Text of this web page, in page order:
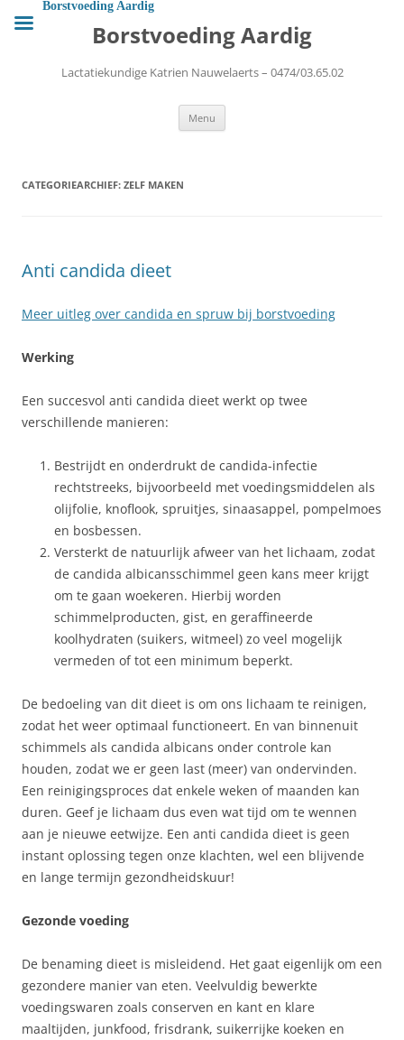
naar
de Borstvoeding Aardig
Lactatiekundige Katrien Nauwelaerts – 0474/03.65.02
Menu
CATEGORIEARCHIEF: ZELF MAKEN
Anti candida dieet
Meer uitleg over candida en spruw bij borstvoeding
Werking
Een succesvol anti candida dieet werkt op twee
verschillende manieren:
Bestrijdt en onderdrukt de candida-infectie
rechtstreeks, bijvoorbeeld met voedingsmiddelen als
olijfolie, knoflook, spruitjes, sinaasappel, pompelmoes
en bosbessen.
Versterkt de natuurlijk afweer van het lichaam, zodat
de candida albicansschimmel geen kans meer krijgt
om te gaan woekeren. Hierbij worden
schimmelproducten, gist, en geraffineerde
koolhydraten (suikers, witmeel) zo veel mogelijk
vermeden of tot een minimum beperkt.
De bedoeling van dit dieet is om ons lichaam te reinigen,
zodat het weer optimaal functioneert. En van binnenuit
schimmels als candida albicans onder controle kan
houden, zodat we er geen last (meer) van ondervinden.
Een reinigingsproces dat enkele weken of maanden kan
duren. Geef je lichaam dus even wat tijd om te wennen
aan je nieuwe eetwijze. Een anti candida dieet is geen
instant oplossing tegen onze klachten, wel een blijvende
en lange termijn gezondheidskuur!
Gezonde voeding
De benaming dieet is misleidend. Het gaat eigenlijk om een
gezondere manier van eten. Veelvuldig bewerkte
voedingswaren zoals conserven en kant en klare
maaltijden, junkfood, frisdrank, suikerrijke koeken en
Borstvoeding Aardig